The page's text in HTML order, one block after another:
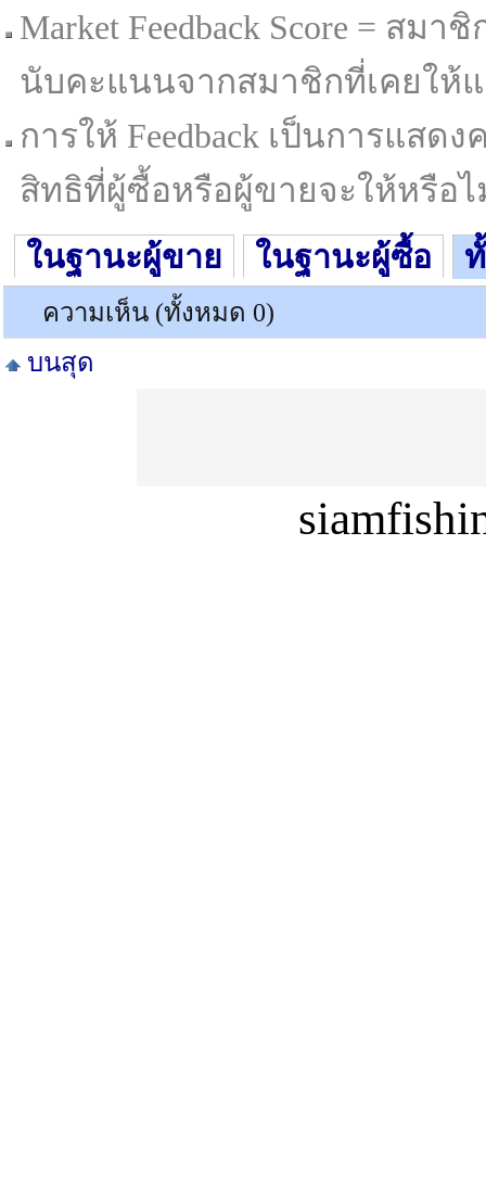
Market Feedback Score = สม
นับคะแนนจากสมาชิกที่เคยให้
การให้ Feedback เป็นการแส
สิทธิที่ผู้ซื้อหรือผู้ขายจะให้หรือไ
ในฐานะผู้ขาย ในฐานะผู้ซื้อ
ความเห็น (ทั้งหมด 0)
บนสุด